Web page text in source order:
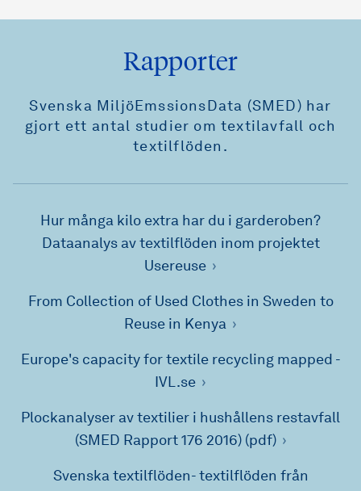
Rapporter
Svenska MiljöEmssionsData (SMED) har
gjort ett antal studier om textilavfall och
textilflöden.
Hur många kilo extra har du i garderoben?
Dataanalys av textilflöden inom projektet
Usereuse
From Collection of Used Clothes in Sweden to
Reuse in Kenya
Europe's capacity for textile recycling mapped -
IVL.se
Plockanalyser av textilier i hushållens restavfall
(SMED Rapport 176 2016) (pdf)
Svenska textilflöden- textilflöden från